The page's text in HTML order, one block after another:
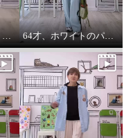
64歳、ひがしです。わたしの時代は、やっぱりジャケットにパーカーを出す‼️ 64才、ホワイトのパーカーインナーはスタイリングに万能です。